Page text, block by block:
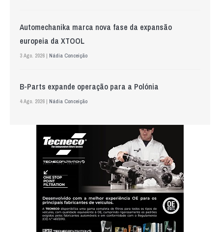
Automechanika marca nova fase da expansão
europeia da XTOOL
3 Ago. 2026 | Nádia Conceição
B-Parts expande operação para a Polónia
4 Ago. 2026 | Nádia Conceição